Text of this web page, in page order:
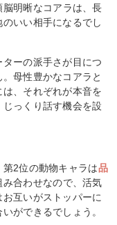
明晰なコアラは、長
いい相手になるでし
ーの派手さが目につ
母性豊かなコアラと
、それぞれが本音を
っくり話す機会を設
2位の動物キャラは品
合わせなので、活気
互いがストッパーに
ができるでしょう。